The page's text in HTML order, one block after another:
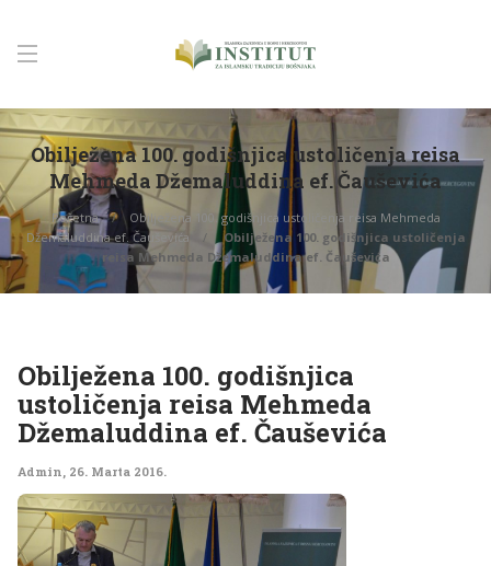
Obilježena 100. godišnjica ustoličenja reisa
Mehmeda Džemaluddina ef. Čauševića
Početna
Obilježena 100. godišnjica ustoličenja reisa Mehmeda
Džemaluddina ef. Čauševića
Obilježena 100. godišnjica ustoličenja
reisa Mehmeda Džemaluddina ef. Čauševića
Obilježena 100. godišnjica
ustoličenja reisa Mehmeda
Džemaluddina ef. Čauševića
Admin, 26. Marta 2016.